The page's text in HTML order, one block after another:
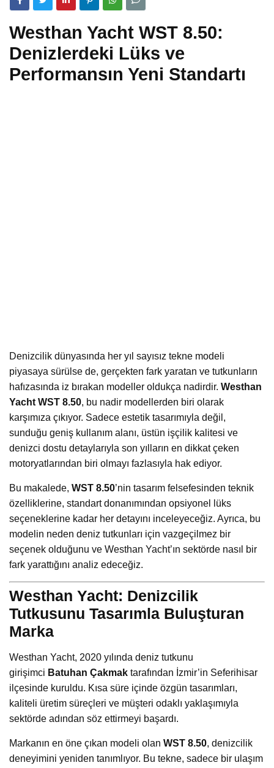
Westhan Yacht WST 8.50:
Denizlerdeki Lüks ve
Performansın Yeni Standartı
Denizcilik dünyasında her yıl sayısız tekne modeli
piyasaya sürülse de, gerçekten fark yaratan ve tutkunların
hafızasında iz bırakan modeller oldukça nadirdir. Westhan
Yacht WST 8.50, bu nadir modellerden biri olarak
karşımıza çıkıyor. Sadece estetik tasarımıyla değil,
sunduğu geniş kullanım alanı, üstün işçilik kalitesi ve
denizci dostu detaylarıyla son yılların en dikkat çeken
motoryatlarından biri olmayı fazlasıyla hak ediyor.
Bu makalede, WST 8.50’nin tasarım felsefesinden teknik
özelliklerine, standart donanımından opsiyonel lüks
seçeneklerine kadar her detayını inceleyeceğiz. Ayrıca, bu
modelin neden deniz tutkunları için vazgeçilmez bir
seçenek olduğunu ve Westhan Yacht’ın sektörde nasıl bir
fark yarattığını analiz edeceğiz.
Westhan Yacht: Denizcilik
Tutkusunu Tasarımla Buluşturan
Marka
Westhan Yacht, 2020 yılında deniz tutkunu
girişimci Batuhan Çakmak tarafından İzmir’in Seferihisar
ilçesinde kuruldu. Kısa süre içinde özgün tasarımları,
kaliteli üretim süreçleri ve müşteri odaklı yaklaşımıyla
sektörde adından söz ettirmeyi başardı.
Markanın en öne çıkan modeli olan WST 8.50, denizcilik
deneyimini yeniden tanımlıyor. Bu tekne, sadece bir ulaşım